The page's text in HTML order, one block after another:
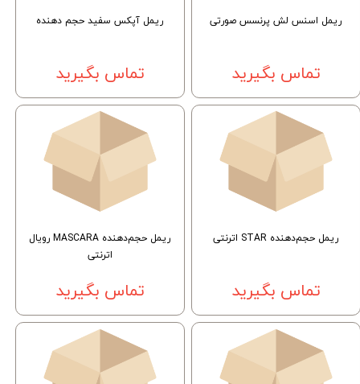
ریمل اسنس لش پرنسس صورتی
تماس بگیرید
ریمل آپکس سفید حجم دهنده
تماس بگیرید
ریمل حجم‌دهنده STAR اترنتی
تماس بگیرید
ریمل حجم‌دهنده MASCARA رویال
اترنتی
تماس بگیرید